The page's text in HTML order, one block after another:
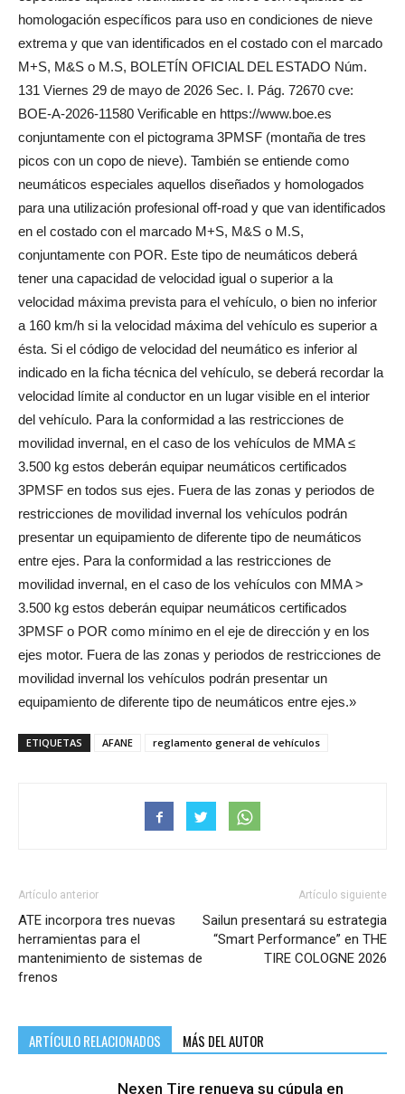
homologación específicos para uso en condiciones de nieve
extrema y que van identificados en el costado con el marcado
M+S, M&S o M.S, BOLETÍN OFICIAL DEL ESTADO Núm.
131 Viernes 29 de mayo de 2026 Sec. I. Pág. 72670 cve:
BOE-A-2026-11580 Verificable en https://www.boe.es
conjuntamente con el pictograma 3PMSF (montaña de tres
picos con un copo de nieve). También se entiende como
neumáticos especiales aquellos diseñados y homologados
para una utilización profesional off-road y que van identificados
en el costado con el marcado M+S, M&S o M.S,
conjuntamente con POR. Este tipo de neumáticos deberá
tener una capacidad de velocidad igual o superior a la
velocidad máxima prevista para el vehículo, o bien no inferior
a 160 km/h si la velocidad máxima del vehículo es superior a
ésta. Si el código de velocidad del neumático es inferior al
indicado en la ficha técnica del vehículo, se deberá recordar la
velocidad límite al conductor en un lugar visible en el interior
del vehículo. Para la conformidad a las restricciones de
movilidad invernal, en el caso de los vehículos de MMA ≤
3.500 kg estos deberán equipar neumáticos certificados
3PMSF en todos sus ejes. Fuera de las zonas y periodos de
restricciones de movilidad invernal los vehículos podrán
presentar un equipamiento de diferente tipo de neumáticos
entre ejes. Para la conformidad a las restricciones de
movilidad invernal, en el caso de los vehículos con MMA >
3.500 kg estos deberán equipar neumáticos certificados
3PMSF o POR como mínimo en el eje de dirección y en los
ejes motor. Fuera de las zonas y periodos de restricciones de
movilidad invernal los vehículos podrán presentar un
equipamiento de diferente tipo de neumáticos entre ejes.»
ETIQUETAS AFANE reglamento general de vehículos
Artículo anterior
ATE incorpora tres nuevas
herramientas para el
mantenimiento de sistemas de
frenos
Artículo siguiente
Sailun presentará su estrategia
“Smart Performance” en THE
TIRE COLOGNE 2026
ARTÍCULO RELACIONADOS MÁS DEL AUTOR
Nexen Tire renueva su cúpula en